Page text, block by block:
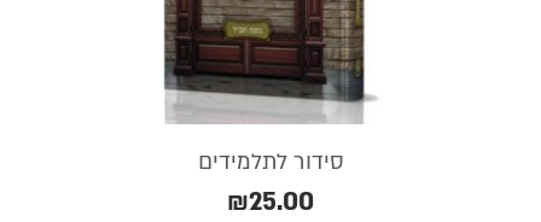
סידור לתלמידים
₪25.00